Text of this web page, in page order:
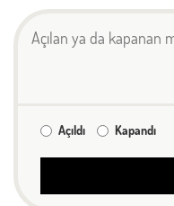
Açıldı Kapandı